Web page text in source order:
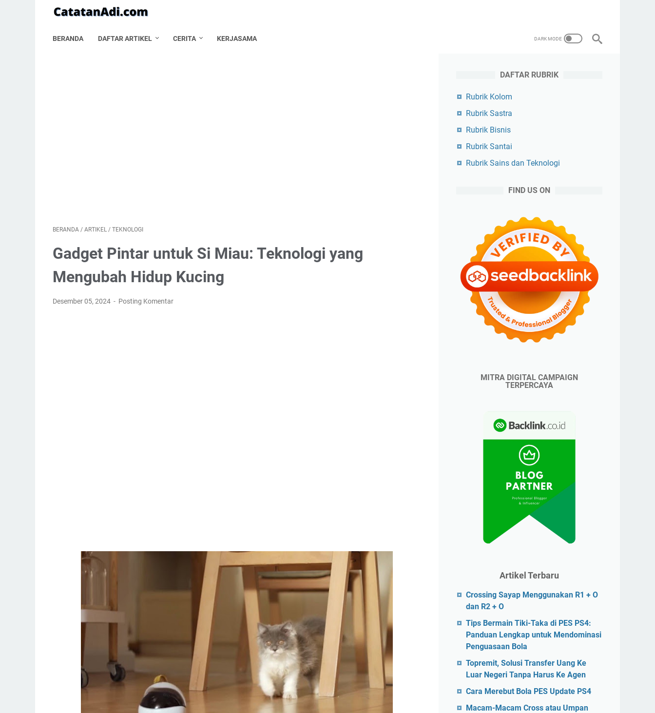
BERANDA DAFTAR ARTIKEL CERITA KERJASAMA
BERANDA / ARTIKEL / TEKNOLOGI
Gadget Pintar untuk Si Miau: Teknologi yang
Mengubah Hidup Kucing
Desember 05, 2024 Posting Komentar
DAFTAR RUBRIK
Rubrik Kolom
Rubrik Sastra
Rubrik Bisnis
Rubrik Santai
Rubrik Sains dan Teknologi
FIND US ON
MITRA DIGITAL CAMPAIGN
TERPERCAYA
Artikel Terbaru
Crossing Sayap Menggunakan R1 + O
dan R2 + O
Tips Bermain Tiki-Taka di PES PS4:
Panduan Lengkap untuk Mendominasi
Penguasaan Bola
Topremit, Solusi Transfer Uang Ke
Luar Negeri Tanpa Harus Ke Agen
Cara Merebut Bola PES Update PS4
Macam-Macam Cross atau Umpan